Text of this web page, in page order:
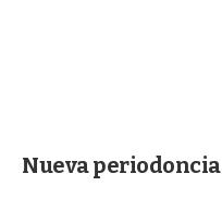
Nueva periodoncia